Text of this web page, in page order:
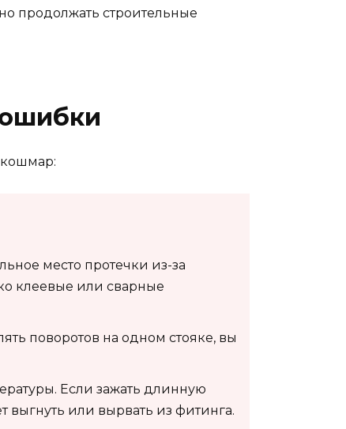
продолжать строительные
место протечки из-за
клеевые или сварные
поворотов на одном стояке, вы
Если зажать длинную
или вырвать из фитинга.